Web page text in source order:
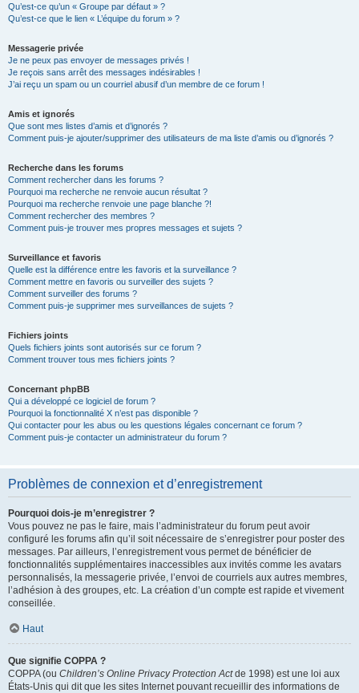
Qu’est-ce qu’un « Groupe par défaut » ?
Qu’est-ce que le lien « L’équipe du forum » ?
Messagerie privée
Je ne peux pas envoyer de messages privés !
Je reçois sans arrêt des messages indésirables !
J’ai reçu un spam ou un courriel abusif d’un membre de ce forum !
Amis et ignorés
Que sont mes listes d’amis et d’ignorés ?
Comment puis-je ajouter/supprimer des utilisateurs de ma liste d’amis ou d’ignorés ?
Recherche dans les forums
Comment rechercher dans les forums ?
Pourquoi ma recherche ne renvoie aucun résultat ?
Pourquoi ma recherche renvoie une page blanche ?!
Comment rechercher des membres ?
Comment puis-je trouver mes propres messages et sujets ?
Surveillance et favoris
Quelle est la différence entre les favoris et la surveillance ?
Comment mettre en favoris ou surveiller des sujets ?
Comment surveiller des forums ?
Comment puis-je supprimer mes surveillances de sujets ?
Fichiers joints
Quels fichiers joints sont autorisés sur ce forum ?
Comment trouver tous mes fichiers joints ?
Concernant phpBB
Qui a développé ce logiciel de forum ?
Pourquoi la fonctionnalité X n’est pas disponible ?
Qui contacter pour les abus ou les questions légales concernant ce forum ?
Comment puis-je contacter un administrateur du forum ?
Problèmes de connexion et d’enregistrement
Pourquoi dois-je m’enregistrer ?
Vous pouvez ne pas le faire, mais l’administrateur du forum peut avoir
configuré les forums afin qu’il soit nécessaire de s’enregistrer pour poster des
messages. Par ailleurs, l’enregistrement vous permet de bénéficier de
fonctionnalités supplémentaires inaccessibles aux invités comme les avatars
personnalisés, la messagerie privée, l’envoi de courriels aux autres membres,
l’adhésion à des groupes, etc. La création d’un compte est rapide et vivement
conseillée.
Haut
Que signifie COPPA ?
COPPA (ou Children’s Online Privacy Protection Actde 1998) est une loi aux
États-Unis qui dit que les sites Internet pouvant recueillir des informations de